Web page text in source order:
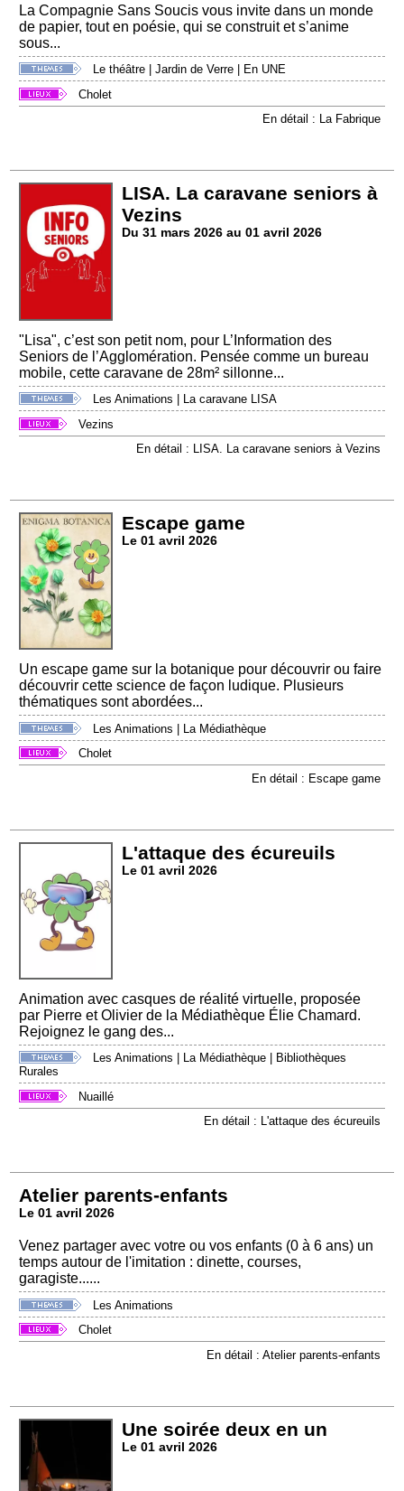
La Compagnie Sans Soucis vous invite dans un monde
de papier, tout en poésie, qui se construit et s’anime
sous...
Le théâtre |Jardin de Verre
En UNE
Cholet
En détail : La Fabrique
LISA. La caravane seniors à
Vezins
Du 31 mars 2026 au 01 avril 2026
"Lisa", c’est son petit nom, pour L’Information des
Seniors de l’Agglomération. Pensée comme un bureau
mobile, cette caravane de 28m² sillonne...
Les Animations
La caravane LISA
Vezins
En détail : LISA. La caravane seniors à Vezins
Escape game
Le 01 avril 2026
Un escape game sur la botanique pour découvrir ou faire
découvrir cette science de façon ludique. Plusieurs
thématiques sont abordées...
Les Animations
La Médiathèque
Cholet
En détail : Escape game
L'attaque des écureuils
Le 01 avril 2026
Animation avec casques de réalité virtuelle, proposée
par Pierre et Olivier de la Médiathèque Élie Chamard.
Rejoignez le gang des...
Les Animations La Médiathèque
Bibliothèques
Rurales
Nuaillé
En détail : L'attaque des écureuils
Atelier parents-enfants
Le 01 avril 2026
Venez partager avec votre ou vos enfants (0 à 6 ans) un
temps autour de l'imitation : dinette, courses,
garagiste......
Les Animations
Cholet
En détail : Atelier parents-enfants
Une soirée deux en un
Le 01 avril 2026